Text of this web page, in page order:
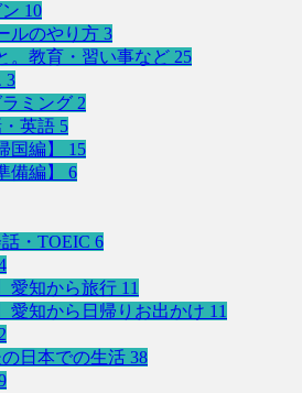
10
ルのやり方 3
。教育・習い事など 25
3
ミング 2
英語 5
国編】 15
備編】 6
・TOEIC 6
愛知から旅行 11
愛知から日帰りお出かけ 11
2
日本での生活 38